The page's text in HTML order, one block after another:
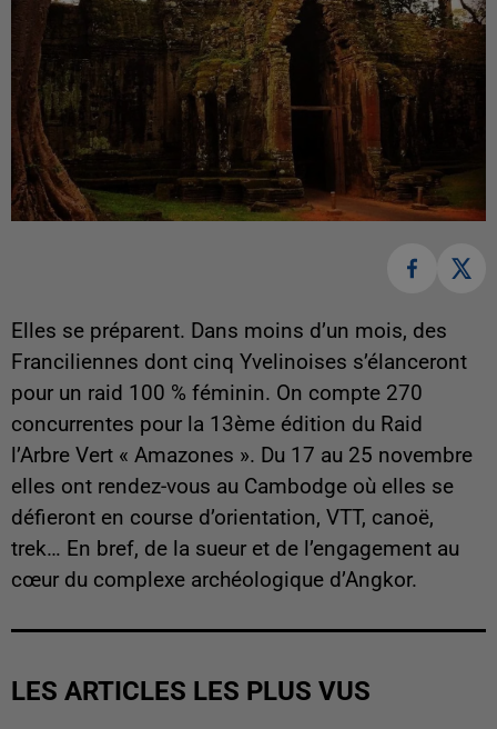
Elles se préparent. Dans moins d’un mois, des
Franciliennes dont cinq Yvelinoises s’élanceront
pour un raid 100 % féminin. On compte 270
concurrentes pour la 13ème édition du Raid
l’Arbre Vert « Amazones ». Du 17 au 25 novembre
elles ont rendez-vous au Cambodge où elles se
défieront en course d’orientation, VTT, canoë,
trek… En bref, de la sueur et de l’engagement au
cœur du complexe archéologique d’Angkor.
LES ARTICLES LES PLUS VUS